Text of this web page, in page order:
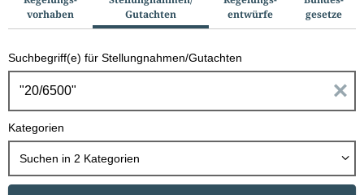
u
c
h
o
vorhaben
Gutachten
entwürfe
gesetze
Suchbegriff(e) für Stellungnahmen/Gutachten
n
g
Kategorien
Suchen in 2 Kategorien